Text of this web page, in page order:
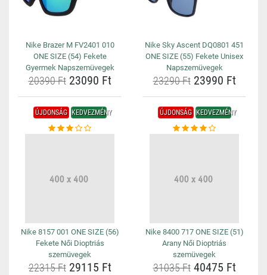
Nike Brazer M FV2401 010
ONE SIZE (54) Fekete
Gyermek Napszemüvegek
20390 Ft23090 Ft
Nike Sky Ascent DQ0801 451
ONE SIZE (55) Fekete Unisex
Napszemüvegek
23290 Ft23990 Ft
ÚJDONSÁG KEDVEZMÉNY
Nike 8157 001 ONE SIZE (56)
Fekete Női Dioptriás
szemüvegek
22315 Ft29115 Ft
ÚJDONSÁG KEDVEZMÉNY
Nike 8400 717 ONE SIZE (51)
Arany Női Dioptriás
szemüvegek
31035 Ft40475 Ft